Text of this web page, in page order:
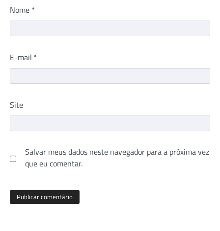
Nome *
E-mail *
Site
Salvar meus dados neste navegador para a próxima vez
que eu comentar.